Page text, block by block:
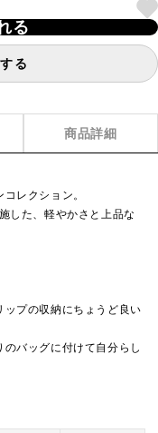
る
る
商品詳細
レクション。
した、軽やかさと上品な
プの収納にちょうど良い
バッグに付けて自分らし